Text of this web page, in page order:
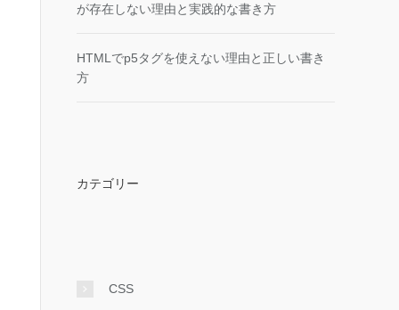
が存在しない理由と実践的な書き方
HTMLでp5タグを使えない理由と正しい書き
方
カテゴリー
CSS